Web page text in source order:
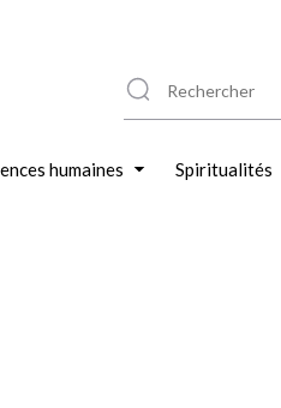
humaines Spiritualités